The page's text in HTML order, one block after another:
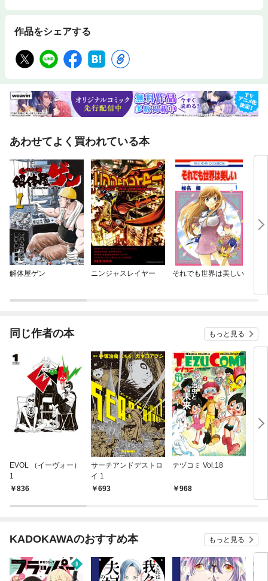
作品をシェアする
あわせてよく買われている本
解体屋ゲン ニンジャスレイヤー それでも世界は美しい
同じ作者の本 もっと見る
EVOL （イーヴォー）
1
836
サーチアンドデストロ
イ 1
693
テヅコミ Vol.18
968
KADOKAWAのおすすめ本 もっと見る